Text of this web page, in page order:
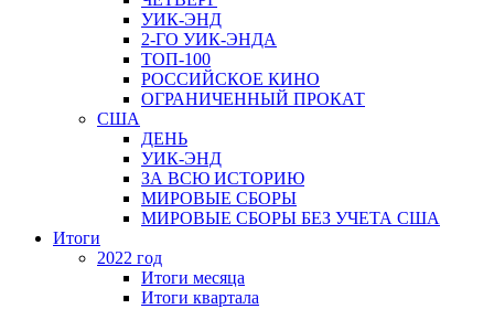
УИК-ЭНД
2-ГО УИК-ЭНДА
ТОП-100
РОССИЙСКОЕ КИНО
ОГРАНИЧЕННЫЙ ПРОКАТ
США
ДЕНЬ
УИК-ЭНД
ЗА ВСЮ ИСТОРИЮ
МИРОВЫЕ СБОРЫ
МИРОВЫЕ СБОРЫ БЕЗ УЧЕТА США
Итоги
2022 год
Итоги месяца
Итоги квартала